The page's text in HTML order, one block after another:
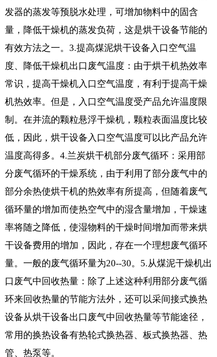
发器的蒸发等预脱水处理，可增加物料中的固含
量，降低干燥机的蒸发负荷，这是烘干设备节能的
有效方法之一。3.提高煤泥烘干设备入口空气温
度、降低干燥机出口废气温度：由于烘干机热效率
常识，提高干燥机入口空气温度，有利于提高干燥
机热效率。但是，入口空气温度受产品允许温度限
制。在并流的颗粒悬浮干燥机，颗粒表面温度比较
低，因此，烘干设备入口空气温度可以比产品允许
温度高得多。4.兰炭烘干机部分废气循环：采用部
分废气循环的干燥系统，由于利用了部分废气中的
部分余热使烘干机的热效率有所提高，但随着废气
循环量的增加而使热空气中的湿含量增加，干燥速
率将随之降低，使湿物料的干燥时间增加而带来烘
干设备费用的增加，因此，存在一个理想废气循环
量。一般的废气循环量为20--30。5.从煤泥干燥机出
口废气中回收热量：除了上述这种利用部分废气循
环来回收热量的节能方法外，还可以采间接式换热
设备从烘干设备出口废气中回收热量等节能途径，
常用的换热设备有热轮式换热器、板式换热器、热
管、热泵等。